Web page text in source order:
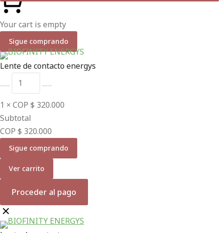
Your cart is empty
Sigue comprando
Lente de contacto energys
1 × COP $ 320.000
Subtotal
COP $ 320.000
Sigue comprando
Ver carrito
Proceder al pago